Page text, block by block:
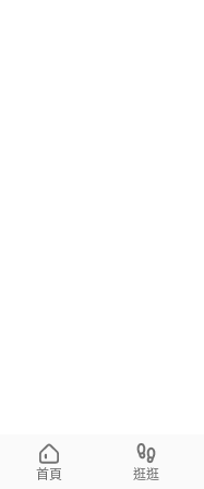
首頁 逛逛